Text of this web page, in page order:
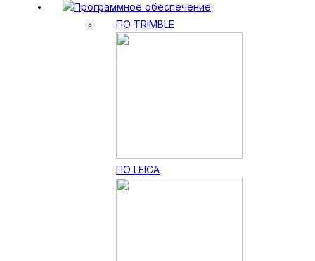
Программное обеспечение
ПО TRIMBLE
ПО LEICA